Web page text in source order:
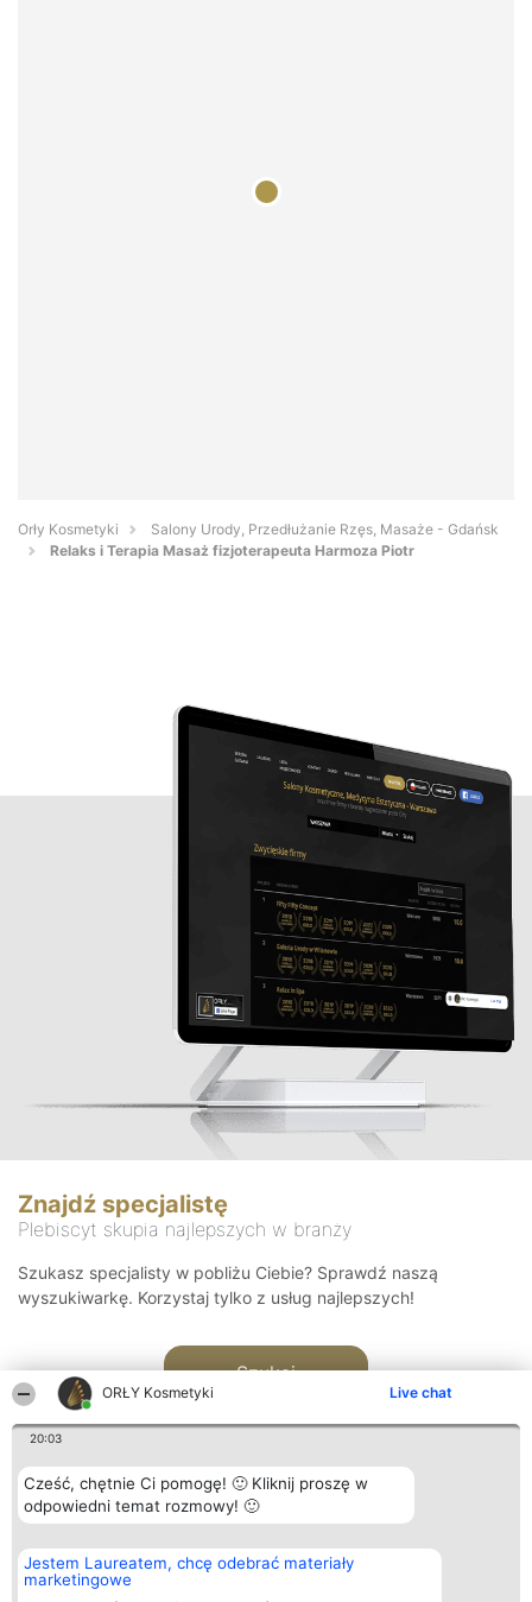
ORŁY Kosmetyki Live chat
20:03
Cześć, chętnie Ci pomogę! 🙂 Kliknij proszę w
odpowiedni temat rozmowy! 🙂
Jestem Laureatem, chcę odebrać materiały
marketingowe
Orły Kosmetyki
Salony Urody, Przedłużanie Rzęs, Masaże - Gdańsk
Relaks i Terapia Masaż fizjoterapeuta Harmoza Piotr
Znajdź specjalistę
Plebiscyt skupia najlepszych w branży
Szukasz specjalisty w pobliżu Ciebie? Sprawdź naszą
wyszukiwarkę. Korzystaj tylko z usług najlepszych!
Szukaj
Organizator plebiscytu
Bright Side Solutions sp. z o.
o. sp. k.
Plebiscyt
Laureaci
Blog
Articles
Kontakt